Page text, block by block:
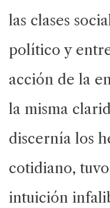
las clases
político y
acción de la
la misma
discernía los
cotidiano,
intuición